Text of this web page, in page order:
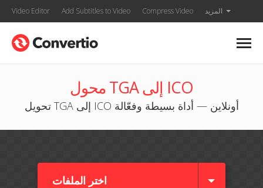
Video Editor Add Subtitles to Video Compress Video المزيد
محول TGA إلى ICO
تحويل TGA إلى ICO أونلاين — أداة بسيطة وفعّالة
اختر الملفات